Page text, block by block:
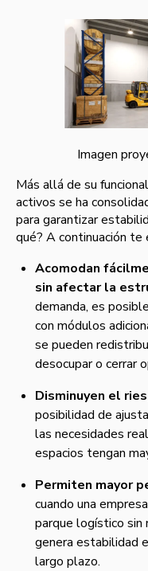
Imagen
Más allá de su
activos se ha
para garantizar
qué? A continuación te
Acomodan
sin afectar la
demanda, es
con módulos
se pueden
desocupar o cerrar
Disminuyen el
posibilidad de
las necesidades
espacios tengan
Permiten mayor
cuando una
parque logístico sin
genera estabilidad
largo plazo.